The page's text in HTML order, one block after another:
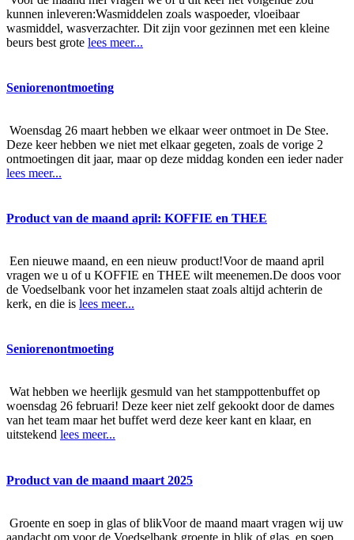
kunnen inleveren:Wasmiddelen zoals waspoeder, vloeibaar
wasmiddel, wasverzachter. Dit zijn voor gezinnen met een kleine
beurs best grote lees meer...
Seniorenontmoeting
Woensdag 26 maart hebben we elkaar weer ontmoet in De Stee.
Deze keer hebben we niet met elkaar gegeten, zoals de vorige 2
ontmoetingen dit jaar, maar op deze middag konden een ieder nader
lees meer...
Product van de maand april: KOFFIE en THEE
Een nieuwe maand, en een nieuw product!Voor de maand april
vragen we u of u KOFFIE en THEE wilt meenemen.De doos voor
de Voedselbank voor het inzamelen staat zoals altijd achterin de
kerk, en die is lees meer...
Seniorenontmoeting
Wat hebben we heerlijk gesmuld van het stamppottenbuffet op
woensdag 26 februari! Deze keer niet zelf gekookt door de dames
van het team maar het buffet werd deze keer kant en klaar, en
uitstekend lees meer...
Product van de maand maart 2025
Groente en soep in glas of blikVoor de maand maart vragen wij uw
aandacht om voor de Voedselbank groente in blik of glas, en soep